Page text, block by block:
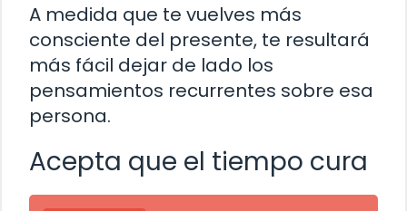
A medida que te vuelves más
consciente del presente, te resultará
más fácil dejar de lado los
pensamientos recurrentes sobre esa
persona.
Acepta que el tiempo cura